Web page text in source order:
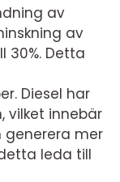
av
av
30%. Detta
Diesel har
vilket innebär
mer
leda till